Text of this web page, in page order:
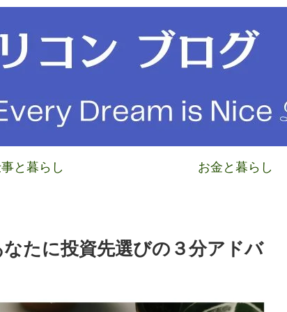
と暮らし お金と暮らし
たに投資先選びの３分アドバ